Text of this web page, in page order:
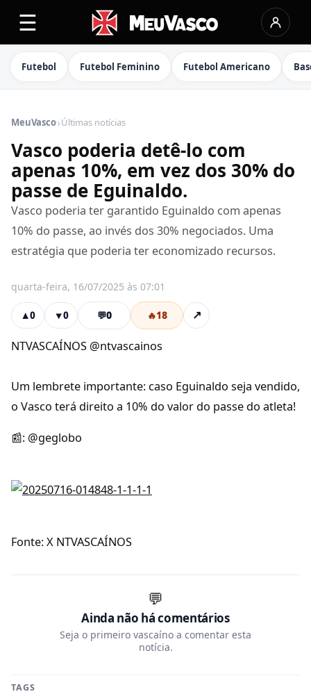
☰
Futebol Futebol Feminino Futebol Americano
MeuVasco›Últimas notícias
Vasco poderia detê-lo com
apenas 10%, em vez dos 30% do
passe de Eguinaldo.
Vasco poderia ter garantido Eguinaldo com apenas
10% do passe, ao invés dos 30% negociados. Uma
estratégia que poderia ter economizado recursos.
quarta-feira, 16/07/2025 às 07:01
▲0 ▼0 💬0 🔥18 ↗
NTVASCAÍNOS @ntvascainos
Um lembrete importante: caso Eguinaldo seja vendido,
o Vasco terá direito a 10% do valor do passe do atleta!
📰: @geglobo
Fonte: X NTVASCAÍNOS
💬
Ainda não há comentários
Seja o primeiro vascaíno a comentar esta
notícia.
TAGS